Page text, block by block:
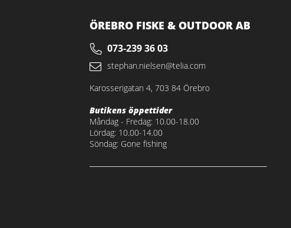
ÖREBRO FISKE & OUTDOOR AB
073-239 36 03
stephan.nielsen@telia.com
Karosserigatan 4, 703 84 Örebro
Butikens öppettider
Måndag - Fredag: 10.00-18.00
Lördag: 10.00-14.00
Söndag: Gone fishing